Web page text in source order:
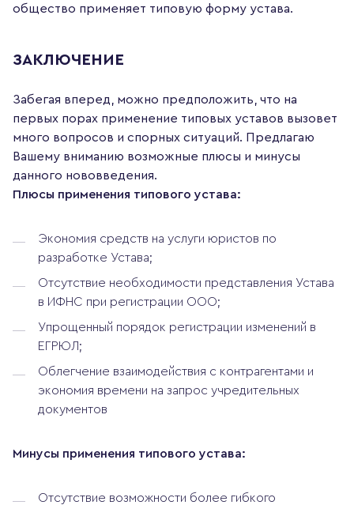
общество применяет типовую форму устава.
ЗАКЛЮЧЕНИЕ
Забегая вперед, можно предположить, что на
первых порах применение типовых уставов вызовет
много вопросов и спорных ситуаций. Предлагаю
Вашему вниманию возможные плюсы и минусы
данного нововведения.
Плюсы применения типового устава:
Экономия средств на услуги юристов по
разработке Устава;
Отсутствие необходимости представления Устава
в ИФНС при регистрации ООО;
Упрощенный порядок регистрации изменений в
ЕГРЮЛ;
Облегчение взаимодействия с контрагентами и
экономия времени на запрос учредительных
документов
Минусы применения типового устава:
Отсутствие возможности более гибкого